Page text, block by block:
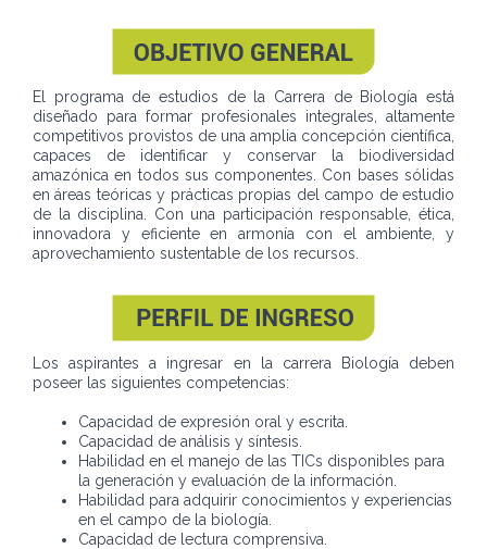
El programa de estudios de la Carrera de Biología está
diseñado para formar profesionales integrales, altamente
competitivos provistos de una amplia concepción científica,
capaces de identificar y conservar la biodiversidad
amazónica en todos sus componentes. Con bases sólidas
en áreas teóricas y prácticas propias del campo de estudio
de la disciplina. Con una participación responsable, ética,
innovadora y eficiente en armonía con el ambiente, y
aprovechamiento sustentable de los recursos.
Los aspirantes a ingresar en la carrera Biología deben
poseer las siguientes competencias:
Capacidad de expresión oral y escrita.
Capacidad de análisis y síntesis.
Habilidad en el manejo de las TICs disponibles para
la generación y evaluación de la información.
Habilidad para adquirir conocimientos y experiencias
en el campo de la biología.
Capacidad de lectura comprensiva.